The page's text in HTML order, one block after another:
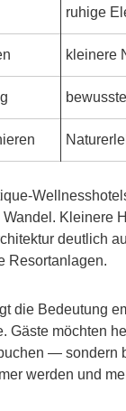
ruhige
kleinere
Kleinere
deutlich
Resortanlagen.
die Bedeutung
Gäste möchten
— sondern
werden und